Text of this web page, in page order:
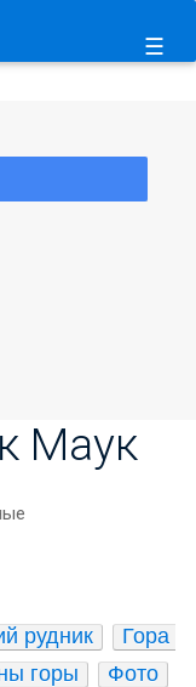
☰
Маук
рудник
Гора
горы
Фото